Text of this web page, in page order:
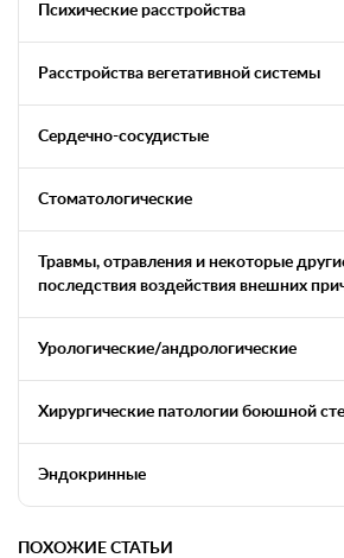
Психические расстройства
Расстройства вегетативной системы
Сердечно-сосудистые
Стоматологические
Травмы, отравления и некоторые
последствия воздействия внешних
Урологические/андрологические
Хирургические патологии боюшной
Эндокринные
ПОХОЖИЕ СТАТЬИ